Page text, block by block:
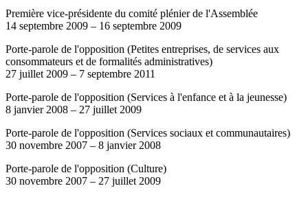
Première vice-présidente du comité plénier de l'Assemblée
14 septembre 2009 – 16 septembre 2009
Porte-parole de l'opposition (Petites entreprises, de services aux
consommateurs et de formalités administratives)
27 juillet 2009 – 7 septembre 2011
Porte-parole de l'opposition (Services à l'enfance et à la jeunesse)
8 janvier 2008 – 27 juillet 2009
Porte-parole de l'opposition (Services sociaux et communautaires)
30 novembre 2007 – 8 janvier 2008
Porte-parole de l'opposition (Culture)
30 novembre 2007 – 27 juillet 2009